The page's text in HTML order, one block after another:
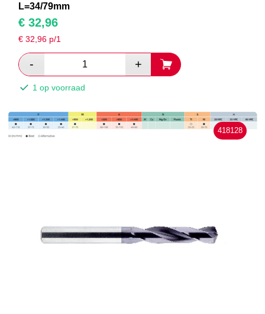
L=34/79mm
€ 32,96
€32,96 p/1
1 op voorraad
418128